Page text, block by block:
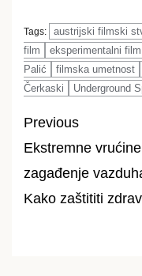
Tags: austrijski filmski
film
eksperimentalni film
Palić
filmska umetnost
Čerkaski
Underground
Post
navigation
Previous
Ekstremne
zagađenje
Kako zaštititi